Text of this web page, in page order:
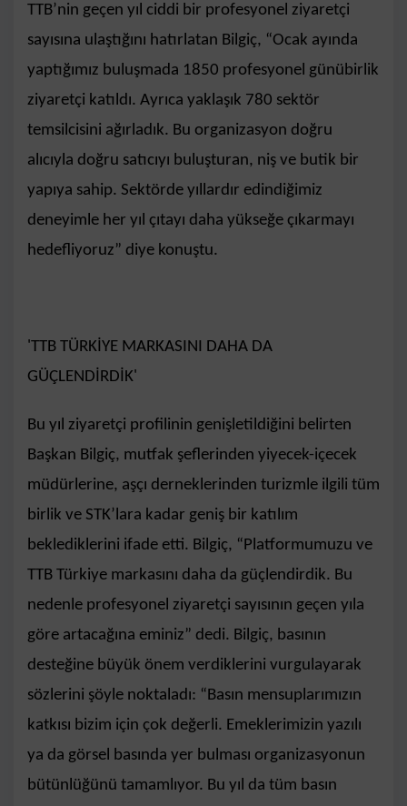
TTB’nin geçen yıl ciddi bir profesyonel ziyaretçi
sayısına ulaştığını hatırlatan Bilgiç, “Ocak ayında
yaptığımız buluşmada 1850 profesyonel günübirlik
ziyaretçi katıldı. Ayrıca yaklaşık 780 sektör
temsilcisini ağırladık. Bu organizasyon doğru
alıcıyla doğru satıcıyı buluşturan, niş ve butik bir
yapıya sahip. Sektörde yıllardır edindiğimiz
deneyimle her yıl çıtayı daha yükseğe çıkarmayı
hedefliyoruz” diye konuştu.
'TTB TÜRKİYE MARKASINI DAHA DA
GÜÇLENDİRDİK'
Bu yıl ziyaretçi profilinin genişletildiğini belirten
Başkan Bilgiç, mutfak şeflerinden yiyecek-içecek
müdürlerine, aşçı derneklerinden turizmle ilgili tüm
birlik ve STK’lara kadar geniş bir katılım
beklediklerini ifade etti. Bilgiç, “Platformumuzu ve
TTB Türkiye markasını daha da güçlendirdik. Bu
nedenle profesyonel ziyaretçi sayısının geçen yıla
göre artacağına eminiz” dedi. Bilgiç, basının
desteğine büyük önem verdiklerini vurgulayarak
sözlerini şöyle noktaladı: “Basın mensuplarımızın
katkısı bizim için çok değerli. Emeklerimizin yazılı
ya da görsel basında yer bulması organizasyonun
bütünlüğünü tamamlıyor. Bu yıl da tüm basın